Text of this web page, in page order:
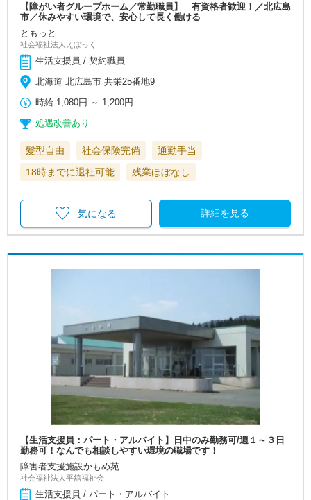
【障がい者グループホーム／常勤職員】 有資格者歓迎！／北広島
市／休みやすい環境で、安心して長く働ける
ともっと
社会福祉法人えぽっく
生活支援員 / 契約職員
北海道 北広島市 共栄25番地9
時給 1,080円 ～ 1,200円
処遇改善あり
髪型自由 社会保険完備
通勤手当
18時までに退社可能
残業ほぼなし
詳細を見る
気になる
【生活支援員：パート・アルバイト】日中のみ勤務可/週１～３日
勤務可！なんでも相談しやすい環境の職場です！
障害者支援施設かもめ苑
社会福祉法人平舘福祉会
生活支援員 / パート・アルバイト